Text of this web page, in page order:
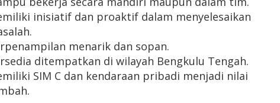
inisiatif dan proaktif dalam menyelesaikan
menarik dan sopan.
ditempatkan di wilayah Bengkulu Tengah.
SIM C dan kendaraan pribadi menjadi nilai